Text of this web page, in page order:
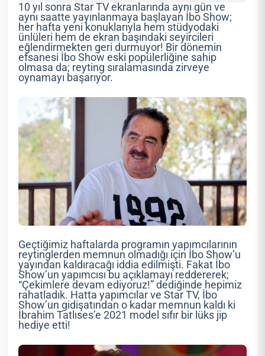
10 yıl sonra Star TV ekranlarında aynı gün ve
aynı saatte yayınlanmaya başlayan İbo Show;
her hafta yeni konuklarıyla hem stüdyodaki
ünlüleri hem de ekran başındaki seyircileri
eğlendirmekten geri durmuyor! Bir dönemin
efsanesi İbo Show eski popülerliğine sahip
olmasa da; reyting sıralamasında zirveye
oynamayı başarıyor.
Geçtiğimiz haftalarda programın yapımcılarının
reytinglerden memnun olmadığı için İbo Show’u
yayından kaldıracağı iddia edilmişti. Fakat İbo
Show’un yapımcısı bu açıklamayı reddererek;
“Çekimlere devam ediyoruz!” dediğinde hepimiz
rahatladık. Hatta yapımcılar ve Star TV, İbo
Show’un gidişatından o kadar memnun kaldı ki
İbrahim Tatlıses’e 2021 model sıfır bir lüks jip
hediye etti!